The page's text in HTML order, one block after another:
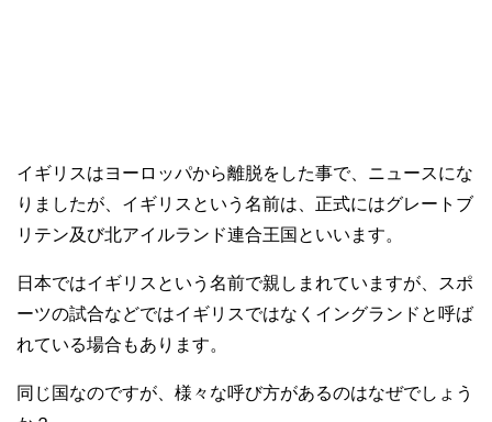
イギリスはヨーロッパから離脱をした事で、ニュースにな
りましたが、イギリスという名前は、正式にはグレートブ
リテン及び北アイルランド連合王国といいます。
日本ではイギリスという名前で親しまれていますが、スポ
ーツの試合などではイギリスではなくイングランドと呼ば
れている場合もあります。
同じ国なのですが、様々な呼び方があるのはなぜでしょう